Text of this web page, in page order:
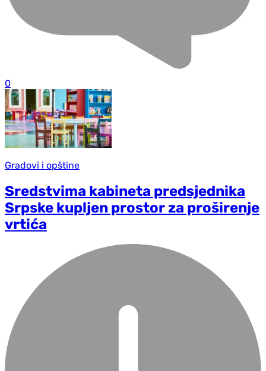
0
Gradovi i opštine
Sredstvima kabineta predsjednika
Srpske kupljen prostor za proširenje
vrtića